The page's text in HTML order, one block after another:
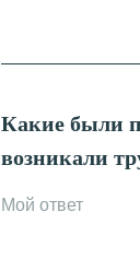
Какие были
возникали